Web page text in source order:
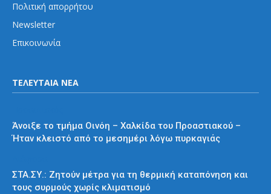
Πολιτική απορρήτου
Newsletter
Επικοινωνία
ΤΕΛΕΥΤΑΙΑ ΝΕΑ
Άνοιξε το τμήμα Οινόη – Χαλκίδα του Προαστιακού –
Ήταν κλειστό από το μεσημέρι λόγω πυρκαγιάς
ΣΤΑ.ΣΥ.: Ζητούν μέτρα για τη θερμική καταπόνηση και
τους συρμούς χωρίς κλιματισμό